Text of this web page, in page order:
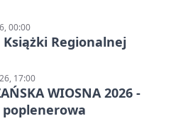
00:00
Książki Regionalnej
17:00
WIOSNA 2026 -